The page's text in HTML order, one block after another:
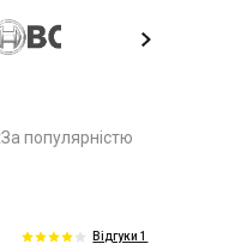
За популярністю
Відгуки 1